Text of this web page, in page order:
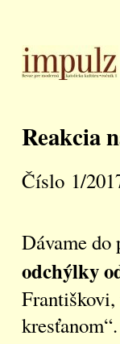
Reakcia
Číslo 1/
Dávame
odchýlky